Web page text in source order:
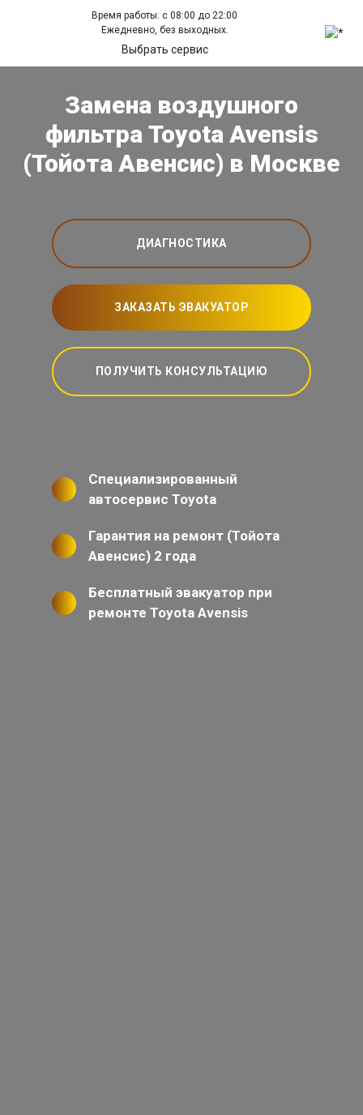
Время работы: с 08:00 до 22:00
Ежедневно, без выходных.
Выбрать сервис
Замена воздушного
фильтра Toyota Avensis
(Тойота Авенсис) в Москве
ДИАГНОСТИКА
ЗАКАЗАТЬ ЭВАКУАТОР
ПОЛУЧИТЬ КОНСУЛЬТАЦИЮ
Специализированный
автосервис Toyota
Гарантия на ремонт (Тойота
Авенсис) 2 года
Бесплатный эвакуатор при
ремонте Toyota Avensis